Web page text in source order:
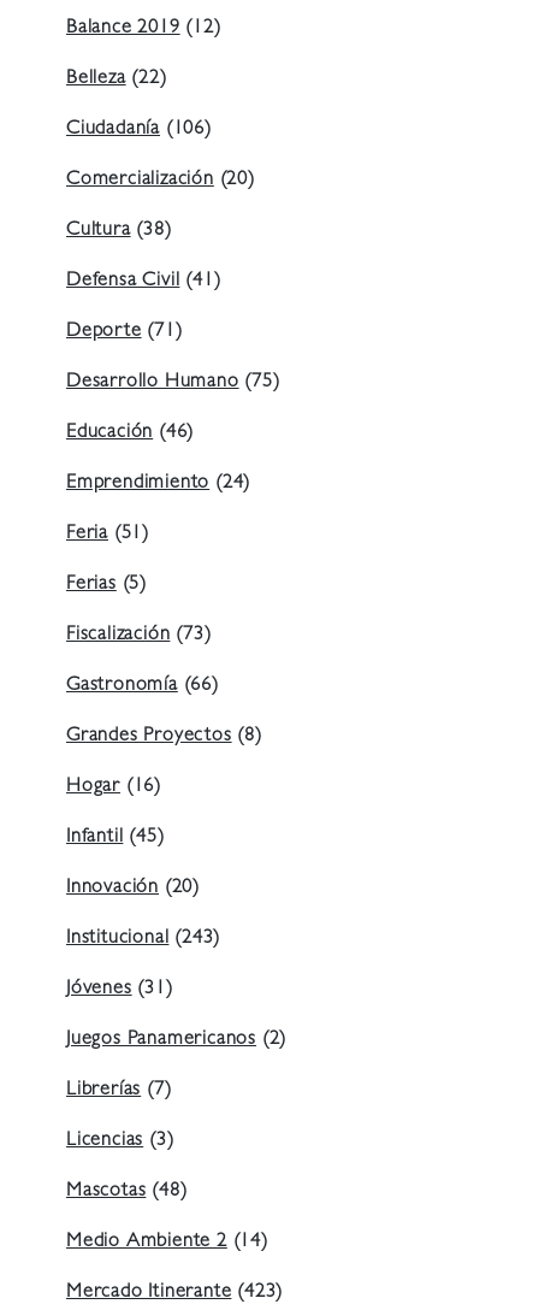
Balance 2019 (12)
Belleza(22)
Ciudadanía (106)
Comercialización (20)
Cultura(38)
Defensa Civil (41)
Deporte (71)
Desarrollo Humano (75)
Educación (46)
Emprendimiento (24)
Feria (51)
Ferias (5)
Fiscalización (73)
Gastronomía(66)
Grandes Proyectos (8)
Hogar (16)
Infantil (45)
Innovación (20)
Institucional (243)
Jóvenes (31)
Juegos Panamericanos (2)
Librerías (7)
Licencias (3)
Mascotas (48)
Medio Ambiente 2(14)
Mercado Itinerante (423)